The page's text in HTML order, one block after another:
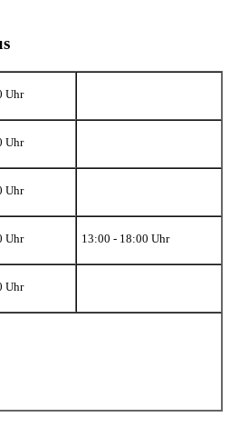
Uhr
Uhr
Uhr
Uhr
13:00 - 18:00 Uhr
Uhr